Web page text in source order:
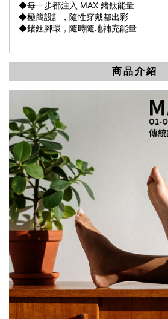
◆每一步都注入 MAX 鍺鈦能量
◆極簡設計，隨性穿戴都出彩
◆鍺鈦腳環，隨時隨地補充能量
商品介紹